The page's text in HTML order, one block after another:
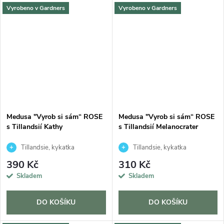
Vyrobeno v Gardners
Medusa "Vyrob si sám“ ROSE
s Tillandsií Kathy
Tillandsie, kykatka
390 Kč
Skladem
DO KOŠÍKU
Vyrobeno v Gardners
Medusa "Vyrob si sám“ ROSE
s Tillandsií Melanocrater
Tillandsie, kykatka
310 Kč
Skladem
DO KOŠÍKU